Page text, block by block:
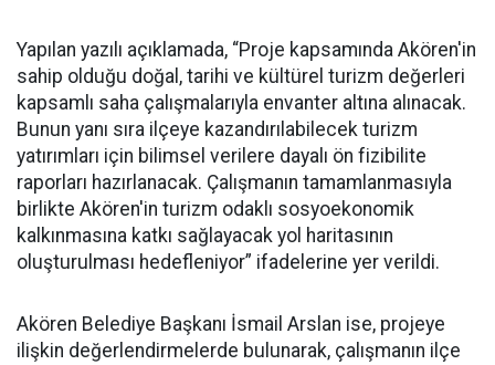
Yapılan yazılı açıklamada, “Proje kapsamında Akören'in
sahip olduğu doğal, tarihi ve kültürel turizm değerleri
kapsamlı saha çalışmalarıyla envanter altına alınacak.
Bunun yanı sıra ilçeye kazandırılabilecek turizm
yatırımları için bilimsel verilere dayalı ön fizibilite
raporları hazırlanacak. Çalışmanın tamamlanmasıyla
birlikte Akören'in turizm odaklı sosyoekonomik
kalkınmasına katkı sağlayacak yol haritasının
oluşturulması hedefleniyor” ifadelerine yer verildi.
Akören Belediye Başkanı İsmail Arslan ise, projeye
ilişkin değerlendirmelerde bulunarak, çalışmanın ilçe